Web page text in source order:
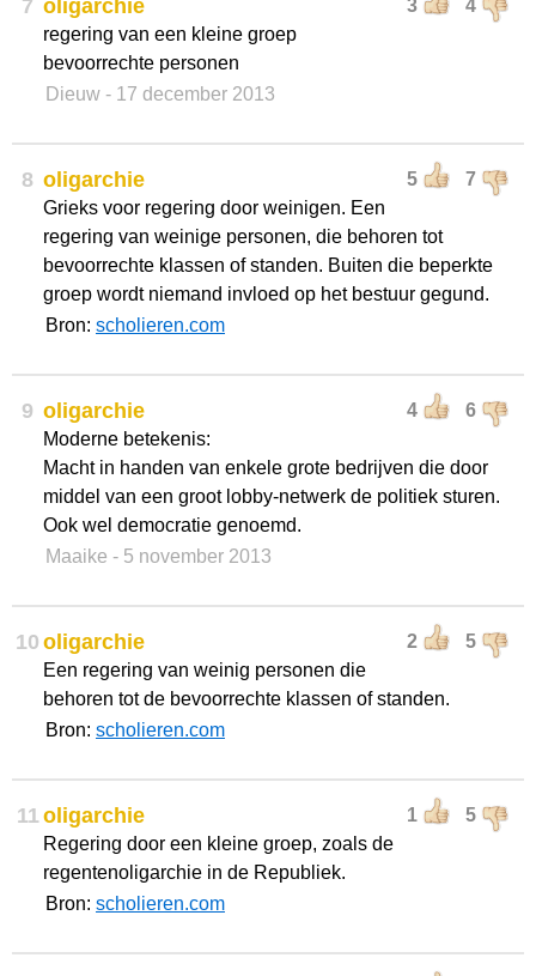
7 3 4
oligarchie
regering van een kleine groep
bevoorrechte personen
Dieuw - 17 december 2013
8 5 7
oligarchie
Grieks voor regering door weinigen. Een
regering van weinige personen, die behoren tot
bevoorrechte klassen of standen. Buiten die beperkte
groep wordt niemand invloed op het bestuur gegund.
Bron: scholieren.com
9 4 6
oligarchie
Moderne betekenis:
Macht in handen van enkele grote bedrijven die door
middel van een groot lobby-netwerk de politiek sturen.
Ook wel democratie genoemd.
Maaike - 5 november 2013
10 2 5
oligarchie
Een regering van weinig personen die
behoren tot de bevoorrechte klassen of standen.
Bron: scholieren.com
11 1 5
oligarchie
Regering door een kleine groep, zoals de
regentenoligarchie in de Republiek.
Bron: scholieren.com